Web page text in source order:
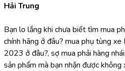
Hải Trung
Bạn lo lắng khi chưa biết tìm mua
chính hãng ở đâu? mua phụ tùng
2023 ở đâu?, sợ mua phải hàng
sản phẩm mà bạn nhận được